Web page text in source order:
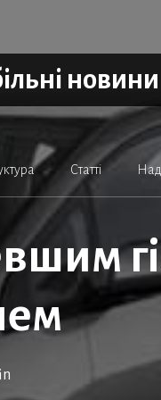
новини
Статті